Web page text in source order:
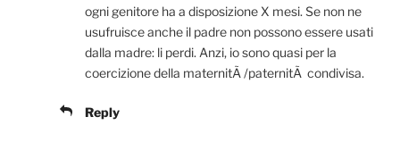
ogni genitore ha a disposizione X mesi. Se non ne
usufruisce anche il padre non possono essere usati
dalla madre: li perdi. Anzi, io sono quasi per la
coercizione della maternitÃ /paternitÃ condivisa.
Reply